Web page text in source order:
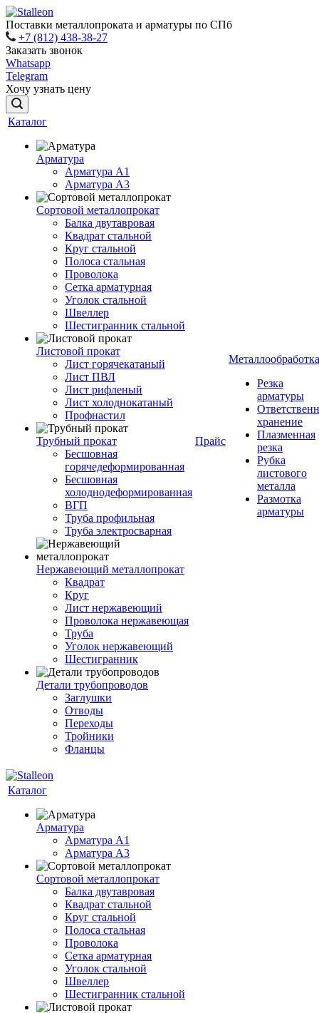
Поставки металлопроката и арматуры по СПб
+7 (812) 438-38-27
Заказать звонок
Whatsapp
Telegram
Хочу узнать цену
Каталог
Арматура
Арматура A1
Арматура А3
Сортовой металлопрокат
Балка двутавровая
Квадрат стальной
Круг стальной
Полоса стальная
Проволока
Сетка арматурная
Уголок стальной
Швеллер
Шестигранник стальной
Листовой прокат
Лист горячекатаный
Лист ПВЛ
Лист рифленый
Лист холоднокатаный
Профнастил
Трубный прокат
Бесшовная
горячедеформированная
Бесшовная
холоднодеформированная
ВГП
Труба профильная
Труба электросварная
Нержавеющий металлопрокат
Квадрат
Круг
Лист нержавеющий
Проволока нержавеющая
Труба
Уголок нержавеющий
Шестигранник
Детали трубопроводов
Заглушки
Отводы
Переходы
Тройники
Фланцы
Прайс
Металлообработка
Резка
арматуры
хранение
Плазменная
резка
Рубка
листового
металла
Размотка
арматуры
Каталог
Арматура
Арматура A1
Арматура А3
Сортовой металлопрокат
Балка двутавровая
Квадрат стальной
Круг стальной
Полоса стальная
Проволока
Сетка арматурная
Уголок стальной
Швеллер
Шестигранник стальной